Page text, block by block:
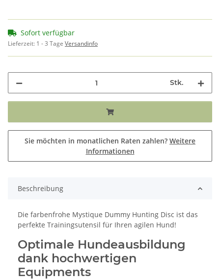
Sofort verfügbar
Lieferzeit: 1 - 3 Tage Versandinfo
Stk.
Sie möchten in monatlichen Raten zahlen? Weitere
Informationen
Beschreibung
Die farbenfrohe Mystique Dummy Hunting Disc ist das
perfekte Trainingsutensil für Ihren agilen Hund!
Optimale Hundeausbildung
dank hochwertigen
Equipments